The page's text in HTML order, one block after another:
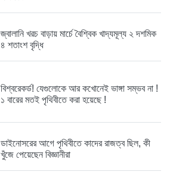
ব্যাংকে তাণ্ডব চালালো এক আওয়ামী...
১ বছর আগে
দেশেই তৈরি হচ্ছে আন্তর্জাতিক মানের...
১ বছর আগে
১ বছর আগে
জ্বালানি খরচ বাড়ায় মার্চে বৈশ্বিক খাদ্যমূল্য ২ দশমিক
৪ শতাংশ বৃদ্ধি
বিশ্বরেকর্ড! যেগুলোকে আর কখোনেই ভাঙ্গা সম্ভব না !
১ বারের মতই পৃথিবীতে করা হয়েছে !
ডাইনোসরের আগে পৃথিবীতে কাদের রাজত্ব ছিল, কী
খুঁজে পেয়েছেন বিজ্ঞানীরা